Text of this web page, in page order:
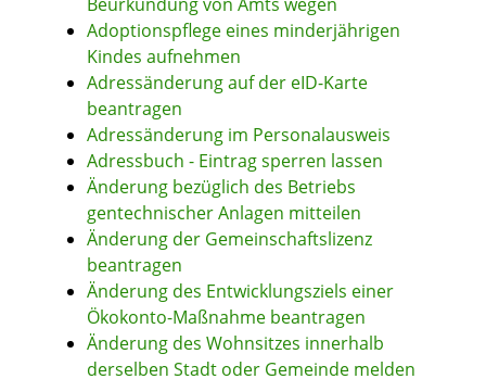
Adoptionspflege eines minderjährigen
Kindes aufnehmen
Adressänderung auf der eID-Karte
beantragen
Adressänderung im Personalausweis
Adressbuch - Eintrag sperren lassen
Änderung bezüglich des Betriebs
gentechnischer Anlagen mitteilen
Änderung der Gemeinschaftslizenz
beantragen
Änderung des Entwicklungsziels einer
Ökokonto-Maßnahme beantragen
Änderung des Wohnsitzes innerhalb
derselben Stadt oder Gemeinde melden